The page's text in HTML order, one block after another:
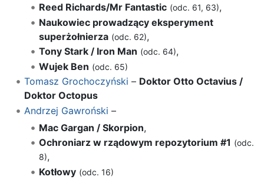
Reed Richards/Mr Fantastic (odc. 61, 63),
Naukowiec prowadzący eksperyment
superżołnierza (odc. 62),
Tony Stark / Iron Man (odc. 64),
Wujek Ben (odc. 65)
Tomasz Grochoczyński – Doktor Otto Octavius /
Doktor Octopus
Andrzej Gawroński –
Mac Gargan / Skorpion,
Ochroniarz w rządowym repozytorium #1 (odc.
8),
Kotłowy (odc. 16)